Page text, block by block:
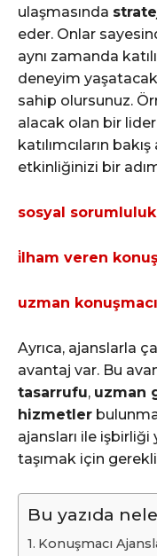
ulaşmasında
eder. Onlar
aynı zamanda
deneyim
sahip olursunuz.
alacak olan bir
katılımcıların
etkinliğinizi bir
sosyal
i̇lham veren
uzman
Ayrıca, ajanslarla
avantaj var. Bu
tasarrufu, uzman
hizmetler
ajansları ile
taşımak için
Bu yazıda
Konuşmacı